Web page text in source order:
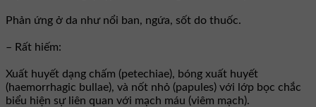
Phản ứng ở da như nổi ban, ngứa, sốt do thuốc.
– Rất hiếm:
Xuất huyết dạng chấm (petechiae), bóng xuất huyết
(haemorrhagic bullae), và nốt nhỏ (papules) với lớp bọc chắc
biểu hiện sự liên quan với mạch máu (viêm mạch).